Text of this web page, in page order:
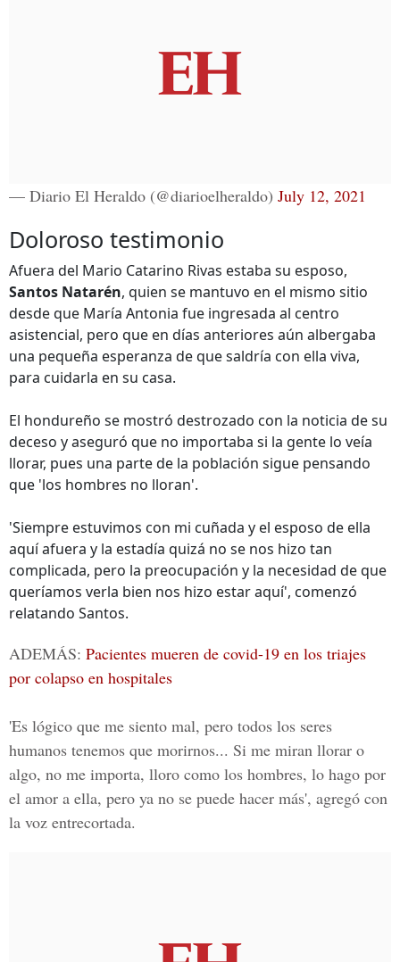
— Diario El Heraldo (@diarioelheraldo) July 12, 2021
Doloroso testimonio
Afuera del Mario Catarino Rivas estaba su esposo,
Santos Natarén, quien se mantuvo en el mismo sitio
desde que María Antonia fue ingresada al centro
asistencial, pero que en días anteriores aún albergaba
una pequeña esperanza de que saldría con ella viva,
para cuidarla en su casa.
El hondureño se mostró destrozado con la noticia de su
deceso y aseguró que no importaba si la gente lo veía
llorar, pues una parte de la población sigue pensando
que 'los hombres no lloran'.
'Siempre estuvimos con mi cuñada y el esposo de ella
aquí afuera y la estadía quizá no se nos hizo tan
complicada, pero la preocupación y la necesidad de que
queríamos verla bien nos hizo estar aquí', comenzó
relatando Santos.
ADEMÁS: Pacientes mueren de covid-19 en los triajes
por colapso en hospitales
'Es lógico que me siento mal, pero todos los seres
humanos tenemos que morirnos... Si me miran llorar o
algo, no me importa, lloro como los hombres, lo hago por
el amor a ella, pero ya no se puede hacer más', agregó con
la voz entrecortada.